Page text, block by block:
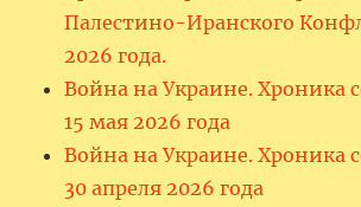
Палестино-Иранского
2026 года.
Война на Украине. Хроника
15 мая 2026 года
Война на Украине. Хроника
30 апреля 2026 года